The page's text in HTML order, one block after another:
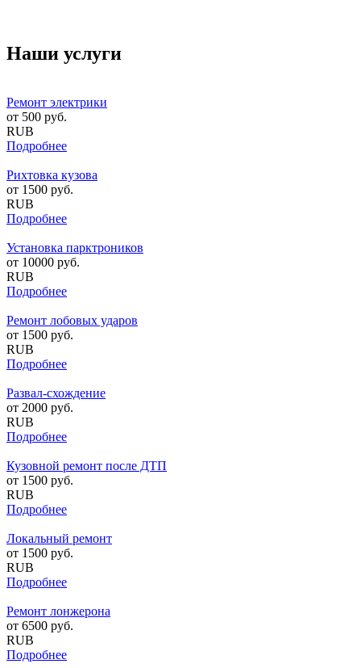
Наши услуги
Ремонт электрики
от 500 руб.
RUB
Подробнее
Рихтовка кузова
от 1500 руб.
RUB
Подробнее
Установка парктроников
от 10000 руб.
RUB
Подробнее
Ремонт лобовых ударов
от 1500 руб.
RUB
Подробнее
Развал-схождение
от 2000 руб.
RUB
Подробнее
Кузовной ремонт после ДТП
от 1500 руб.
RUB
Подробнее
Локальный ремонт
от 1500 руб.
RUB
Подробнее
Ремонт лонжерона
от 6500 руб.
RUB
Подробнее